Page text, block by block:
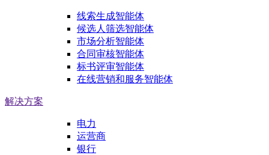
线索生成智能体
候选人筛选智能体
市场分析智能体
合同审核智能体
标书评审智能体
在线营销和服务智能体
解决方案
电力
运营商
银行